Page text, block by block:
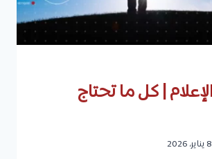
| كل ما تحتاج
8 يناير، 2026